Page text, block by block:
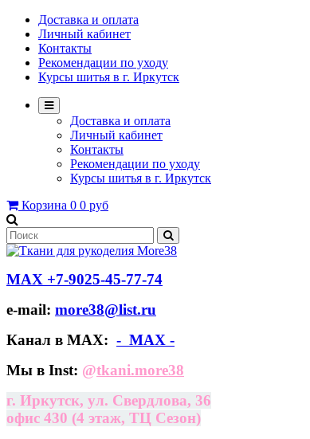
Доставка и оплата
Личный кабинет
Контакты
Рекомендации по уходу
Курсы шитья в г. Иркутск
Доставка и оплата
Личный кабинет
Контакты
Рекомендации по уходу
Курсы шитья в г. Иркутск
Корзина 0 0 руб
МАХ +7-9025-45-77-74
e-mail: more38@list.ru
Канал в МАХ: - МАХ -
Мы в Inst: @tkani.more38
г. Иркутск, ул. Свердлова, 36
офис 430 (4 этаж, ТЦ Сезон)